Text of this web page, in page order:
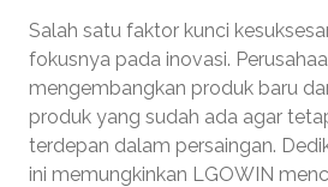
Salah satu faktor kunci
fokusnya pada inovasi.
mengembangkan produk baru
produk yang sudah ada agar
terdepan dalam persaingan.
ini memungkinkan LGOWIN